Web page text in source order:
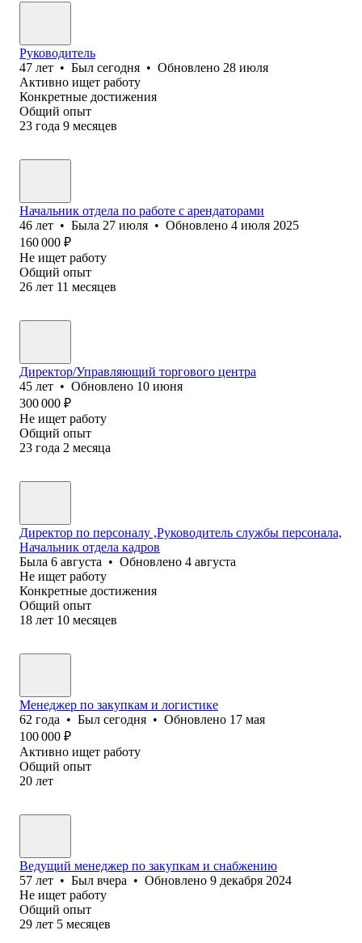
Руководитель
47 лет • Был сегодня • Обновлено 28 июля
Активно ищет работу
Конкретные достижения
Общий опыт
23 года 9 месяцев
Начальник отдела по работе с арендаторами
46 лет • Была 27 июля • Обновлено 4 июля 2025
160 000 ₽
Не ищет работу
Общий опыт
26 лет 11 месяцев
Директор/Управляющий торгового центра
45 лет • Обновлено 10 июня
300 000 ₽
Не ищет работу
Общий опыт
23 года 2 месяца
Директор по персоналу ,Руководитель службы персонала,
Начальник отдела кадров
Была 6 августа • Обновлено 4 августа
Не ищет работу
Конкретные достижения
Общий опыт
18 лет 10 месяцев
Менеджер по закупкам и логистике
62 года • Был сегодня • Обновлено 17 мая
100 000 ₽
Активно ищет работу
Общий опыт
20 лет
Ведущий менеджер по закупкам и снабжению
57 лет • Был вчера • Обновлено 9 декабря 2024
Не ищет работу
Общий опыт
29 лет 5 месяцев